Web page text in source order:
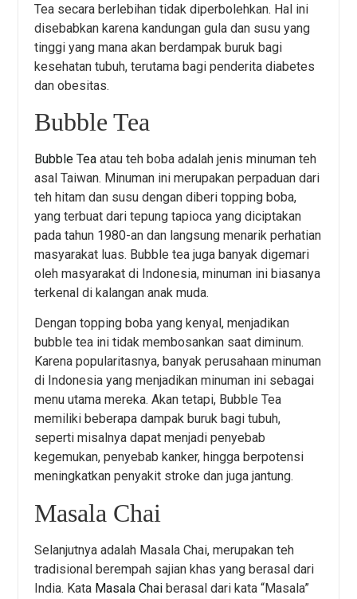
Tea secara berlebihan tidak diperbolehkan. Hal ini
disebabkan karena kandungan gula dan susu yang
tinggi yang mana akan berdampak buruk bagi
kesehatan tubuh, terutama bagi penderita diabetes
dan obesitas.
Bubble Tea
Bubble Tea atau teh boba adalah jenis minuman teh
asal Taiwan. Minuman ini merupakan perpaduan dari
teh hitam dan susu dengan diberi topping boba,
yang terbuat dari tepung tapioca yang diciptakan
pada tahun 1980-an dan langsung menarik perhatian
masyarakat luas. Bubble tea juga banyak digemari
oleh masyarakat di Indonesia, minuman ini biasanya
terkenal di kalangan anak muda.
Dengan topping boba yang kenyal, menjadikan
bubble tea ini tidak membosankan saat diminum.
Karena popularitasnya, banyak perusahaan minuman
di Indonesia yang menjadikan minuman ini sebagai
menu utama mereka. Akan tetapi, Bubble Tea
memiliki beberapa dampak buruk bagi tubuh,
seperti misalnya dapat menjadi penyebab
kegemukan, penyebab kanker, hingga berpotensi
meningkatkan penyakit stroke dan juga jantung.
Masala Chai
Selanjutnya adalah Masala Chai, merupakan teh
tradisional berempah sajian khas yang berasal dari
India. Kata Masala Chai berasal dari kata “Masala”